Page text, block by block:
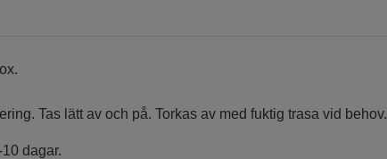
Tas lätt av och på. Torkas av med fuktig trasa vid behov.
dagar.